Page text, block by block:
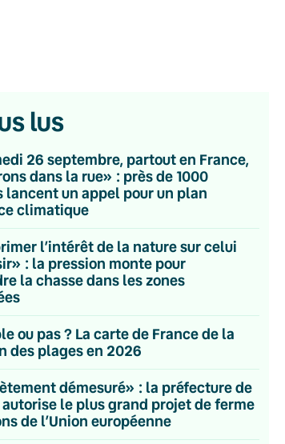
lus
26 septembre, partout en France,
dans la rue» : près de 1000
lancent un appel pour un plan
climatique
l’intérêt de la nature sur celui
: la pression monte pour
la chasse dans les zones
ou pas ? La carte de France de la
des plages en 2026
démesuré» : la préfecture de
le plus grand projet de ferme
de l’Union européenne
vous à nos newsletters